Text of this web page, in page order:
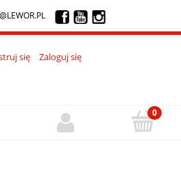
się Zaloguj się